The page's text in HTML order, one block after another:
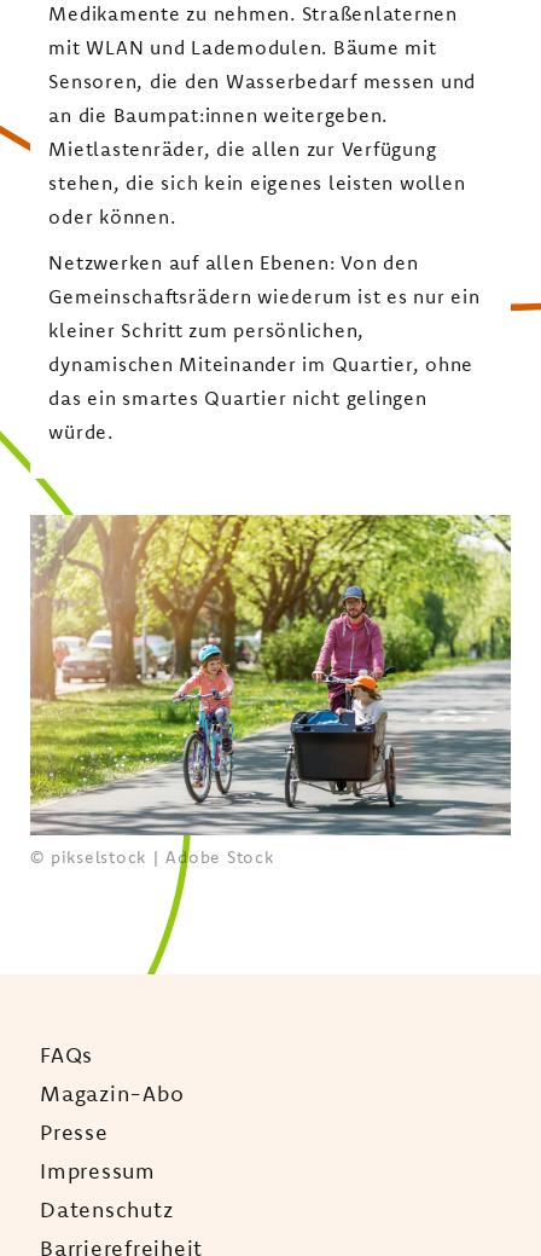
Medikamente zu nehmen. Straßenlaternen
mit WLAN und Lademodulen. Bäume mit
Sensoren, die den Wasserbedarf messen und
an die Baumpat:innen weitergeben.
Mietlastenräder, die allen zur Verfügung
stehen, die sich kein eigenes leisten wollen
oder können.
Netzwerken auf allen Ebenen: Von den
Gemeinschaftsrädern wiederum ist es nur ein
kleiner Schritt zum persönlichen,
dynamischen Miteinander im Quartier, ohne
das ein smartes Quartier nicht gelingen
würde.
© pikselstock | Adobe Stock
FAQs
Magazin-Abo
Presse
Impressum
Datenschutz
Barrierefreiheit